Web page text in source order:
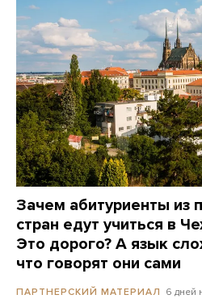
Зачем абитуриенты из
стран едут учиться в
Это дорого? А язык
что говорят они сами
ПАРТНЕРСКИЙ МАТЕРИАЛ 6 дней